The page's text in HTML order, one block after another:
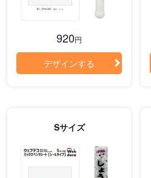
920円
デザインする
Sサイズ